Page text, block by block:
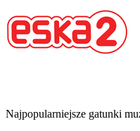
Najpopularniejsze gatunki